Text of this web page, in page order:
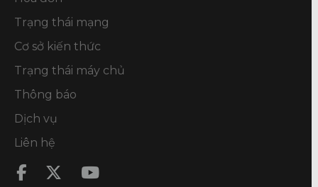
Trạng thái mạng
Cơ sở kiến thức
Trạng thái máy chủ
Thông báo
Dịch vụ
Liên hệ